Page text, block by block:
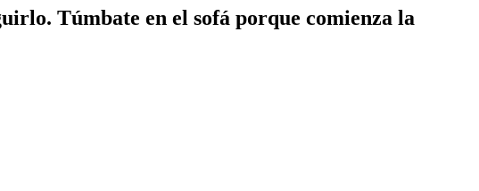
Túmbate en el sofá porque comienza la